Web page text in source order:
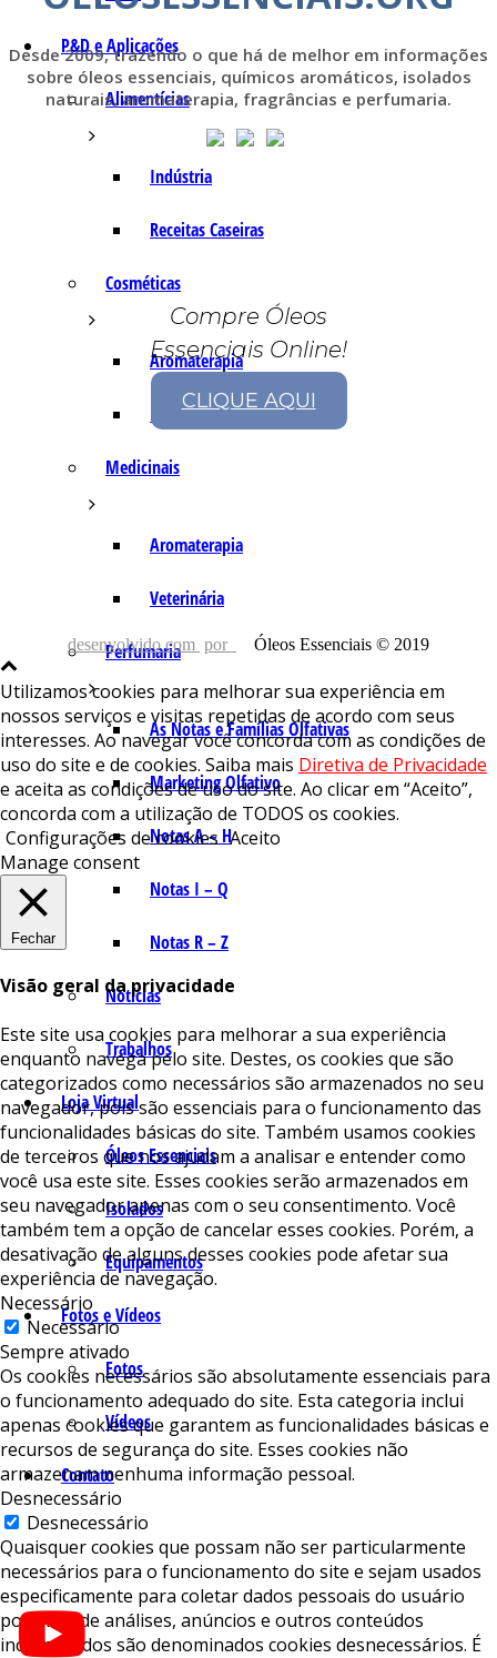
P&D e Aplicações
Alimentícias
Indústria
Receitas Caseiras
Cosméticas
Aromaterapia
Fórmulas Caseiras
Medicinais
Aromaterapia
Veterinária
Perfumaria
As Notas e Famílias Olfativas
Marketing Olfativo
Notas A – H
Notas I – Q
Notas R – Z
Notícias
Trabalhos
Loja Virtual
Óleos Essenciais
Isolados
Equipamentos
Fotos e Vídeos
Fotos
Vídeos
Contato
Desde 2009, trazendo o que há de melhor em informações
sobre óleos essenciais, químicos aromáticos, isolados
naturais, aromaterapia, fragrâncias e perfumaria.
Compre Óleos
Essenciais Online!
CLIQUE AQUI
desenvolvido com por Óleos Essenciais © 2019
Utilizamos cookies para melhorar sua experiência em
nossos serviços e visitas repetidas de acordo com seus
interesses. Ao navegar você concorda com as condições de
uso do site e de cookies. Saiba mais Diretiva de Privacidade
e aceita as condições de uso do site. Ao clicar em “Aceito”,
concorda com a utilização de TODOS os cookies.
Configurações de cookies Aceito
Manage consent
Fechar
Visão geral da privacidade
Este site usa cookies para melhorar a sua experiência
enquanto navega pelo site. Destes, os cookies que são
categorizados como necessários são armazenados no seu
navegador, pois são essenciais para o funcionamento das
funcionalidades básicas do site. Também usamos cookies
de terceiros que nos ajudam a analisar e entender como
você usa este site. Esses cookies serão armazenados em
seu navegador apenas com o seu consentimento. Você
também tem a opção de cancelar esses cookies. Porém, a
desativação de alguns desses cookies pode afetar sua
experiência de navegação.
Necessário
Necessário
Sempre ativado
Os cookies necessários são absolutamente essenciais para
o funcionamento adequado do site. Esta categoria inclui
apenas cookies que garantem as funcionalidades básicas e
recursos de segurança do site. Esses cookies não
armazenam nenhuma informação pessoal.
Desnecessário
Desnecessário
Quaisquer cookies que possam não ser particularmente
necessários para o funcionamento do site e sejam usados ​​
especificamente para coletar dados pessoais do usuário
por meio de análises, anúncios e outros conteúdos
incorporados são denominados cookies desnecessários. É